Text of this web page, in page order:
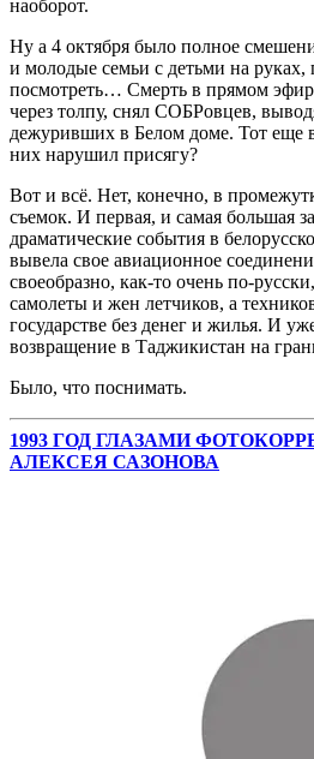
наоборот.
Ну а 4 октября было полное
и молодые семьи с детьми на
посмотреть… Смерть в прямом
через толпу, снял СОБРовцев,
дежуривших в Белом доме. Тот еще
них нарушил присягу?
Вот и всё. Нет, конечно, в
съемок. И первая, и самая большая
драматические события в
вывела свое авиационное
своеобразно, как-то очень по-
самолеты и жен летчиков, а
государстве без денег и жилья. И
возвращение в Таджикистан на
Было, что поснимать.
1993 ГОД ГЛАЗАМИ
АЛЕКСЕЯ САЗОНОВА